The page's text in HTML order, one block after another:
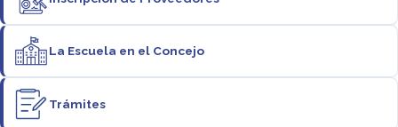
La Escuela en el Concejo
Trámites